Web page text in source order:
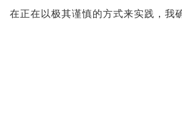
在正在以极其谨慎的方式来实践，我